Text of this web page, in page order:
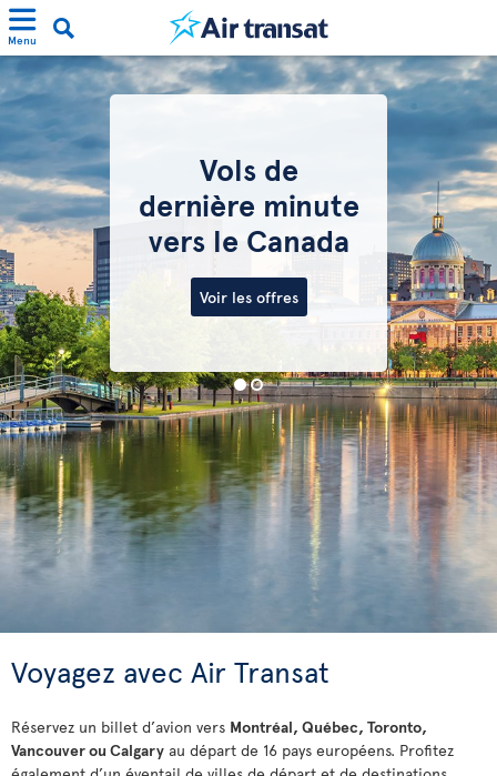
Menu
Vols de
dernière minute
vers le Canada
Voir les offres
Voyagez avec Air Transat
Réservez un billet d’avion vers Montréal, Québec, Toronto,
Vancouver ou Calgary au départ de 16 pays européens. Profitez